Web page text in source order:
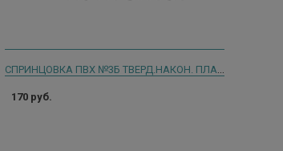
170 руб.